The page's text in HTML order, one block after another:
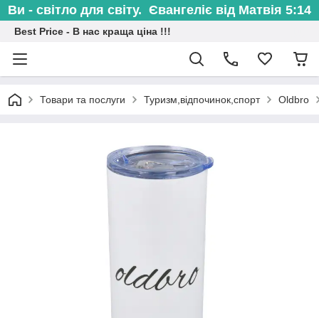
Ви - світло для світу. Євангеліє від Матвія 5:14
Best Price - В нас краща ціна !!!
Товари та послуги Туризм,відпочинок,спорт Oldbro